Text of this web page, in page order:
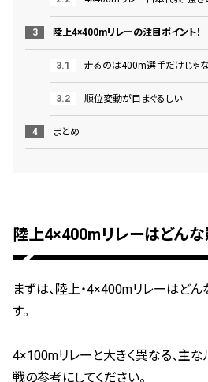
陸上4×400mリレーの注目ポイント！
走るのは400m選手だけじゃ
順位変動が目まぐるしい
まとめ
陸上4×400mリレーはどんな
まずは、陸上・4×400mリレーはど
す。
4×100mリレーと大きく異なる、主
戦の参考にしてください。